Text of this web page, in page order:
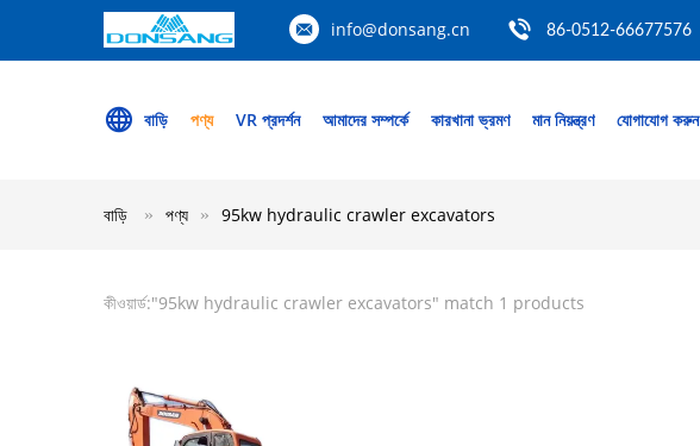
info@donsang.cn 86-0512-66677576
বাড়ি পণ্য VR প্রদর্শন আমাদের সম্পর্কে কারখানা ভ্রমণ মান নিয়ন্ত্রণ যোগাযোগ করুন
বাড়ি পণ্য 95kw hydraulic crawler excavators
কীওয়ার্ড:"95kw hydraulic crawler excavators" match 1 products